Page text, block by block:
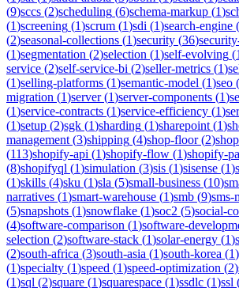
(9)sccs (2)scheduling (6)schema-markup (1)
(1)screening (1)scrum (1)sdi (1)search-engine (
(2)seasonal-collections (1)security (36)
(1)segmentation (2)selection (1)self-evolving (1
service (2)self-service-bi (2)seller-metrics (1)
(1)selling-platforms (1)semantic-model (1)seo (
migration (1)server(1)server-components (1)
(1)service-contracts (1)service-efficiency (1)
(1)setup (2)sgk (1)sharding (1)sharepoint (1)
management (3)shipping (4)shop-floor(2)
(113)shopify-api (1)shopify-flow (1)shopify-
(8)shopifyql (1)simulation (3)sis (1)sisense (1)
(1)skills (4)sku (1)sla (5)small-business (10)
narratives (1)smart-warehouse (1)smb (9)sms-
(5)snapshots (1)snowflake (1)soc2 (5)social-
(4)software-comparison (1)software-
selection (2)software-stack (1)solar-energy (1)
(2)south-africa (3)south-asia (1)south-korea (1)
(1)specialty (1)speed (1)speed-optimization (2)
(1)sql (2)square (1)squarespace (1)ssdlc (1)ssl